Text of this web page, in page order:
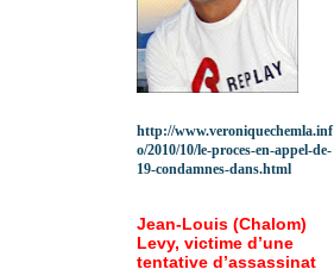
http://www.veroniquechemla.inf
o/2010/10/le-proces-en-appel-de-
19-condamnes-dans.html
Jean-Louis (Chalom)
Levy, victime d’une
tentative d’assassinat